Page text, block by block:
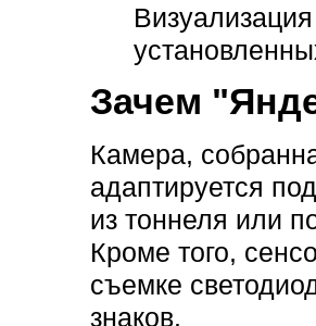
Зачем
Камера,
адаптируется
из тоннеля или
Кроме того,
съемке
знаков.